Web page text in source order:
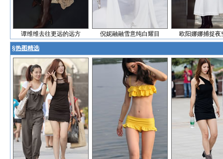
谭维维去往更远的远方 倪妮融融雪意纯白耀目 欧阳娜娜捕捉夜
§热图精选